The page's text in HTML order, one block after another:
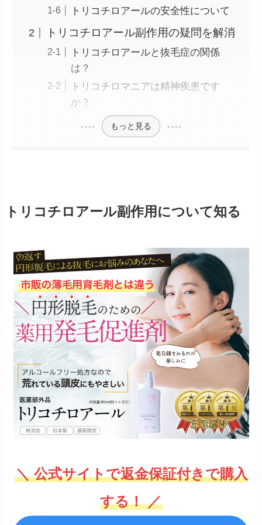
トリコチロアールの安全性について
トリコチロアール副作用の疑問を解消
トリコチロアールと抜毛症の関係
は？
トリコチロマニアは精神疾患です
か？
もっと見る
トリコチロアール副作用について知る
＼ 公式サイトで返金保証付きで購入
する！ ／